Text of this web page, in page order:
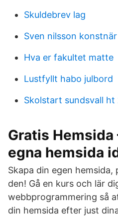
Skuldebrev lag
Sven nilsson konstnär
Hva er fakultet matte
Lustfyllt habo julbord
Skolstart sundsvall ht
Gratis Hemsida
egna hemsida
Skapa din egen hemsida,
den! Gå en kurs och lär
webbprogrammering så
din hemsida efter just